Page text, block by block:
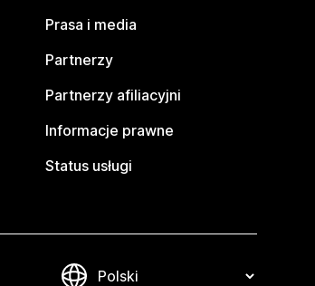
Prasa i media
Partnerzy
Partnerzy afiliacyjni
Informacje prawne
Status usługi